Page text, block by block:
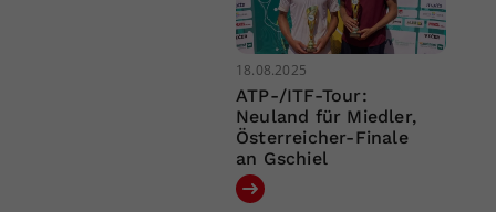
18.08.2025
ATP-/ITF-Tour:
Neuland für Miedler,
Österreicher-Finale
an Gschiel